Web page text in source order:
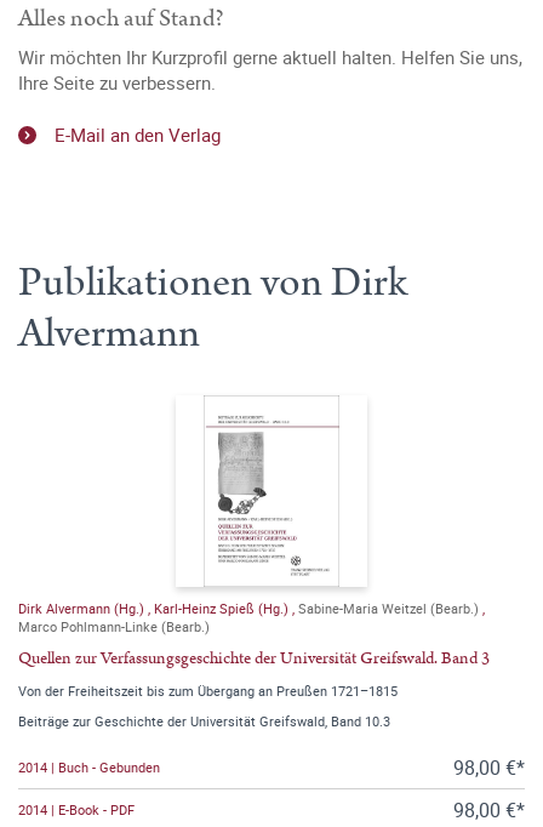
Alles noch auf Stand?
Wir möchten Ihr Kurzprofil gerne aktuell halten. Helfen Sie uns,
Ihre Seite zu verbessern.
E-Mail an den Verlag
Publikationen von Dirk
Alvermann
Dirk Alvermann (Hg.) Karl-Heinz Spieß (Hg.) Sabine-Maria Weitzel (Bearb.)
Marco Pohlmann-Linke (Bearb.)
Quellen zur Verfassungsgeschichte der Universität Greifswald. Band 3
Von der Freiheitszeit bis zum Übergang an Preußen 1721–1815
Beiträge zur Geschichte der Universität Greifswald, Band 10.3
2014 | Buch - Gebunden 98,00 €*
2014 | E-Book - PDF 98,00 €*